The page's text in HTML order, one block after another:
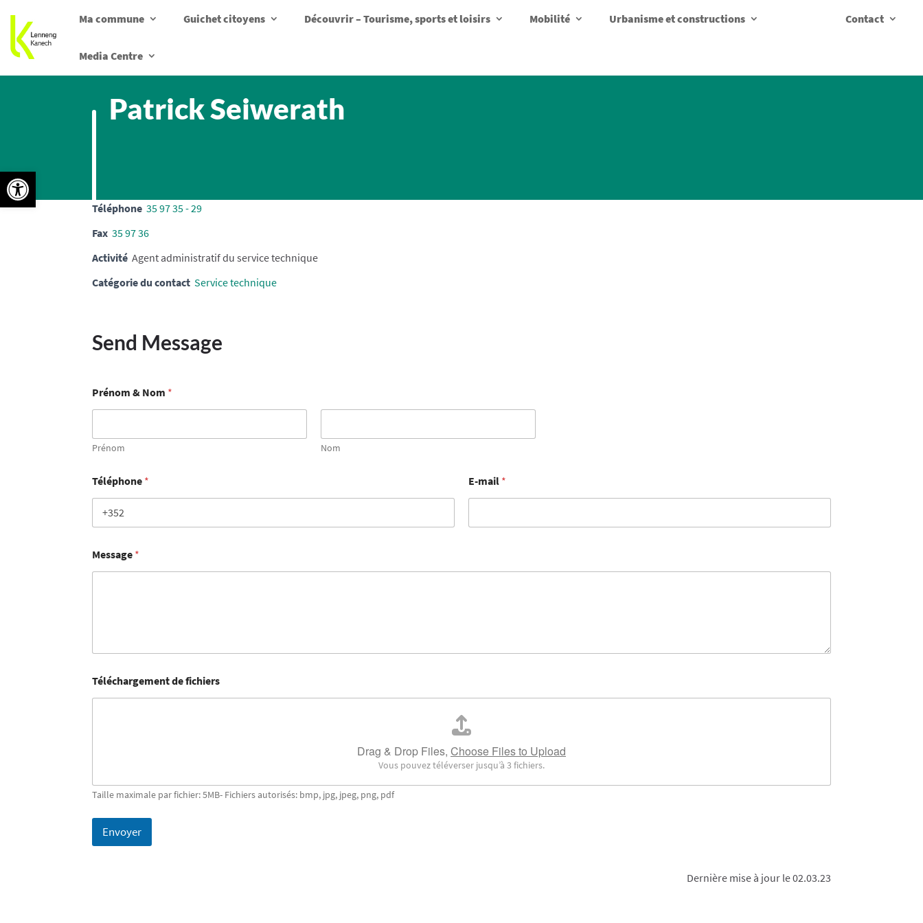
Ma commune Guichet citoyens Découvrir – Tourisme, sports et loisirs Mobilité Urbanisme et constructions Contact
Media Centre
Patrick Seiwerath
Téléphone 35 97 35 - 29
Fax 35 97 36
Activité Agent administratif du service technique
Catégorie du contact Service technique
Send Message
Prénom & Nom *
Prénom Nom
Téléphone * E-mail *
Message *
Téléchargement de fichiers
Drag & Drop Files, Choose Files to Upload
Vous pouvez téléverser jusqu’à 3 fichiers.
Taille maximale par fichier: 5MB- Fichiers autorisés: bmp, jpg, jpeg, png, pdf
Envoyer
Dernière mise à jour le 02.03.23
Ouvrir la barre d’outils